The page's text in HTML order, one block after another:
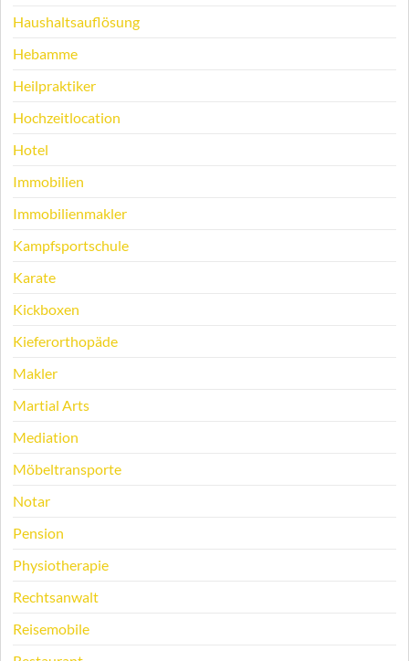
Haushaltsauflösung
Hebamme
Heilpraktiker
Hochzeitlocation
Hotel
Immobilien
Immobilienmakler
Kampfsportschule
Karate
Kickboxen
Kieferorthopäde
Makler
Martial Arts
Mediation
Möbeltransporte
Notar
Pension
Physiotherapie
Rechtsanwalt
Reisemobile